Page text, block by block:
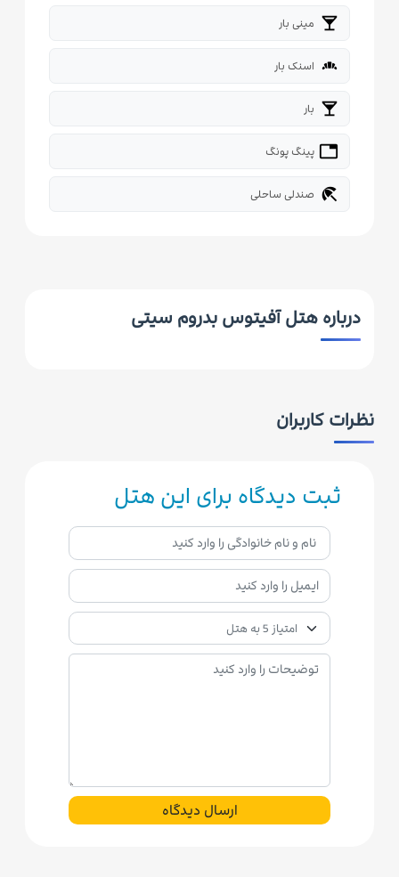
local_bar مینی بار
bakery_dining اسنک بار
local_bar بار
پینگ پونگ
beach_access صندلی ساحلی
درباره هتل آفیتوس بدروم سیتی
نظرات کاربران
ثبت دیدگاه برای این هتل
ارسال دیدگاه